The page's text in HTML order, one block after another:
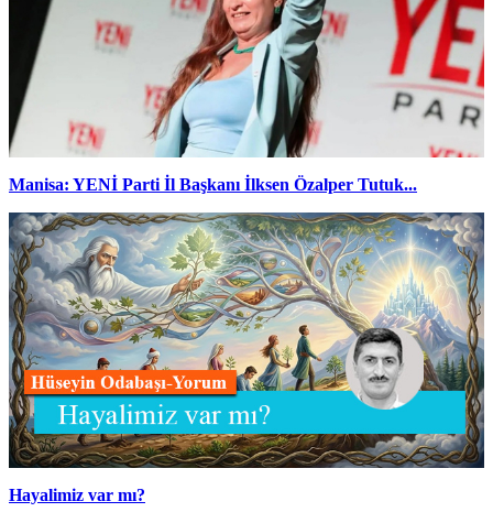
Manisa: YENİ Parti İl Başkanı İlksen Özalper Tutuk...
Hayalimiz var mı?